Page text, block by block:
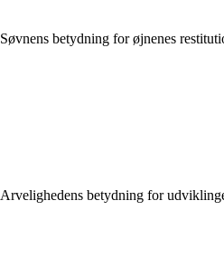
Søvnens betydning for øjnenes
Arvelighedens betydning for